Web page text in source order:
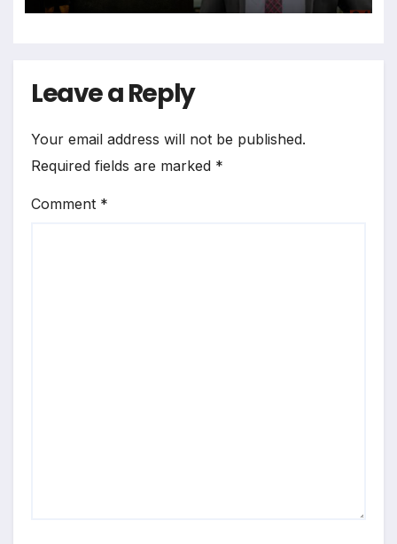
Leave a Reply
Your email address will not be published.
Required fields are marked *
Comment *